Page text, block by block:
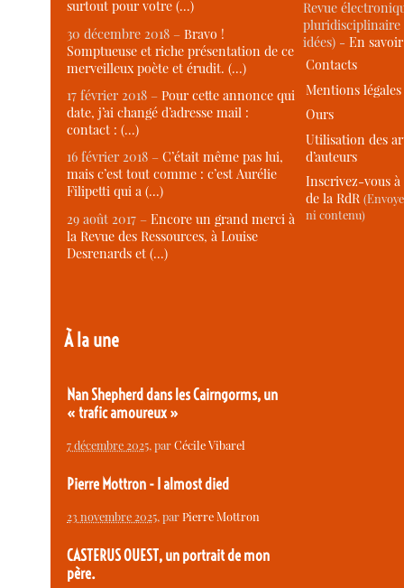
surtout pour votre (…)
30 décembre 2018 –Bravo !
Somptueuse et riche présentation de ce
merveilleux poète et érudit. (…)
17 février 2018 –Pour cette annonce qui
date, j’ai changé d’adresse mail :
contact : (…)
16 février 2018 –C’était même pas lui,
mais c’est tout comme : c’est Aurélie
Filipetti qui a (…)
29 août 2017 –Encore un grand merci à
la Revue des Ressources, à Louise
Desrenards et (…)
À la une
Nan Shepherd dans les Cairngorms, un
« trafic amoureux »
7 décembre 2025, parCécile Vibarel
Pierre Mottron - I almost died
23 novembre 2025, parPierre Mottron
CASTERUS OUEST, un portrait de mon
père.
Revue
idées) -En
Contacts
Mentions légales
Ours
Utilisation des
d’auteurs
Inscrivez-vous
de la RdR
ni contenu)